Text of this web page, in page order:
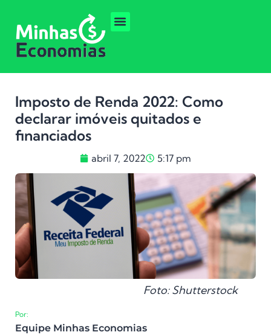
Imposto de Renda 2022: Como
declarar imóveis quitados e
financiados
abril 7, 2022 5:17 pm
Foto: Shutterstock
Por:
Equipe Minhas Economias